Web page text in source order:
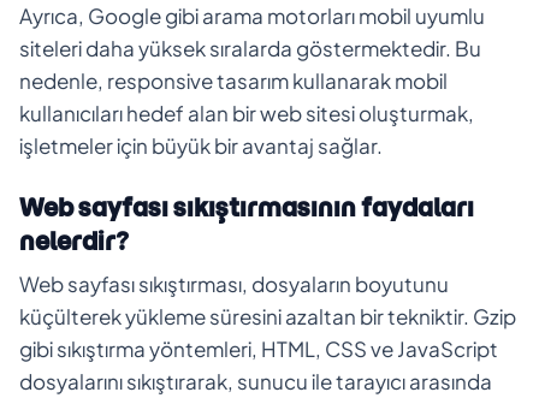
Ayrıca, Google gibi arama motorları mobil uyumlu
siteleri daha yüksek sıralarda göstermektedir. Bu
nedenle, responsive tasarım kullanarak mobil
kullanıcıları hedef alan bir web sitesi oluşturmak,
işletmeler için büyük bir avantaj sağlar.
Web sayfası sıkıştırmasının faydaları
nelerdir?
Web sayfası sıkıştırması, dosyaların boyutunu
küçülterek yükleme süresini azaltan bir tekniktir. Gzip
gibi sıkıştırma yöntemleri, HTML, CSS ve JavaScript
dosyalarını sıkıştırarak, sunucu ile tarayıcı arasında